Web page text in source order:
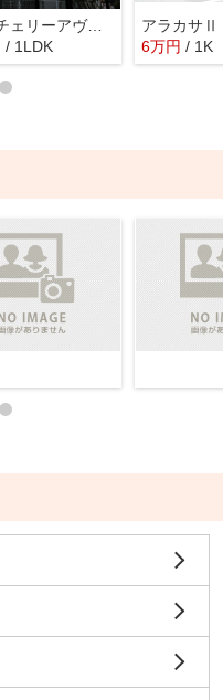
メゾンチェリーアヴェニュー
/ 1LDK
アラカサⅡ
6万円 / 1K